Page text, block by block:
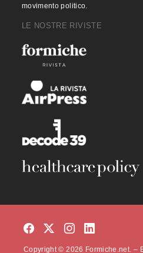
movimento politico.
LE NOSTRE RIVISTE
Copyright © 2026 Formiche.net. –